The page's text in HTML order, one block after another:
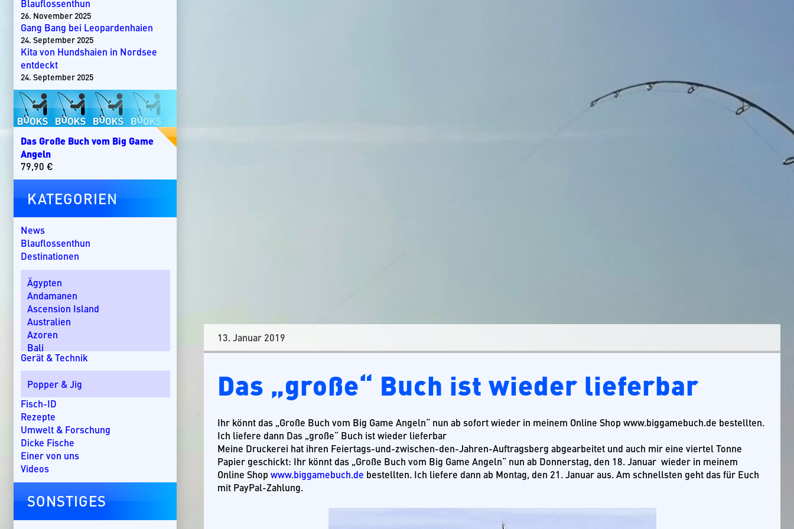
13. Januar 2019
Das „große“ Buch ist wieder lieferbar
Ihr könnt das „Große Buch vom Big Game Angeln“ nun ab sofort wieder in meinem Online Shop www.biggamebuch.de bestellten.
Ich liefere dann Das „große“ Buch ist wieder lieferbar
Meine Druckerei hat ihren Feiertags-und-zwischen-den-Jahren-Auftragsberg abgearbeitet und auch mir eine viertel Tonne
Papier geschickt: Ihr könnt das „Große Buch vom Big Game Angeln“ nun ab Donnerstag, den 18. Januar wieder in meinem
Online Shop www.biggamebuch.de bestellten. Ich liefere dann ab Montag, den 21. Januar aus. Am schnellsten geht das für Euch
mit PayPal-Zahlung.
Blauflossenthun
26. November 2025
Gang Bang bei Leopardenhaien
24. September 2025
Kita von Hundshaien in Nordsee
entdeckt
24. September 2025
Das Große Buch vom Big Game
Angeln
79,90 €
KATEGORIEN
News
Blauflossenthun
Destinationen
Ägypten
Andamanen
Ascension Island
Australien
Azoren
Bali
Bom Bom Island
Costa Rica
Dänemark
Dominikanische Republik
Ebro-Delta
England
Florida
Griechenland
Guatemala
Kap Verde
Gerät & Technik
Popper & Jig
Fisch-ID
Rezepte
Umwelt & Forschung
Dicke Fische
Einer von uns
Videos
SONSTIGES